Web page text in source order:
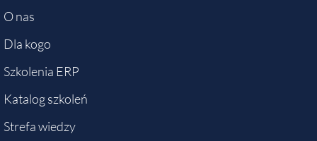
O nas
Dla kogo
Szkolenia ERP
Katalog szkoleń
Strefa wiedzy